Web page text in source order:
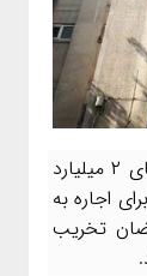
معاون خدمات شهری شهرداری تهران از اعطای ۲ میلیارد
تومان برای اجاره به
تخریب